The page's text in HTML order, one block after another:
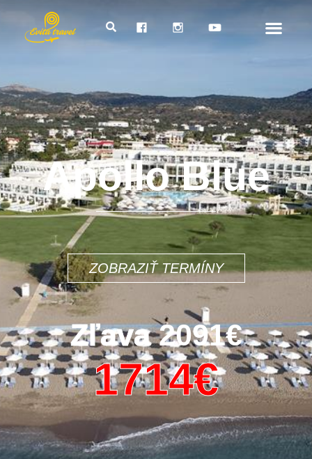
Apollo Blue
ZOBRAZIŤ TERMÍNY
Zľava2091€
1714€